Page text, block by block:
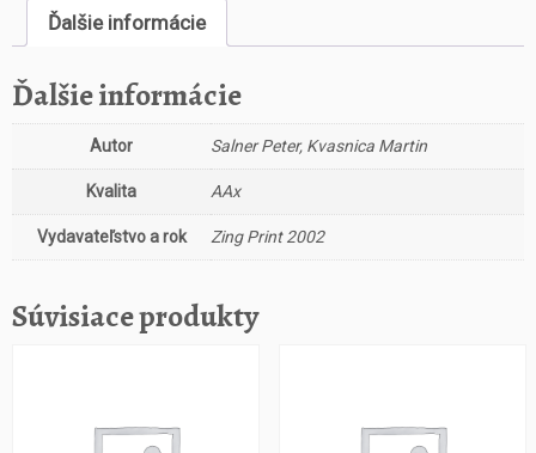
a
t
m
r
M
Ďalšie informácie
Ďalšie informácie
Autor Salner Peter, Kvasnica Martin
Kvalita AAx
Vydavateľstvo a rok Zing Print 2002
Súvisiace produkty